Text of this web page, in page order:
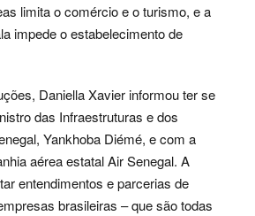
limita o comércio e o turismo, e a
impede o estabelecimento de
Daniella Xavier informou ter se
das Infraestruturas e dos
Yankhoba Diémé, e com a
aérea estatal Air Senegal. A
entendimentos e parcerias de
brasileiras – que são todas